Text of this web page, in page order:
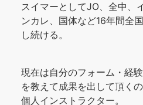
スイマーとしてJO、全中、
ンカレ、国体など16年間全
し続ける。
現在は自分のフォーム・経
を教えて成果を出して頂く
個人インストラクター。